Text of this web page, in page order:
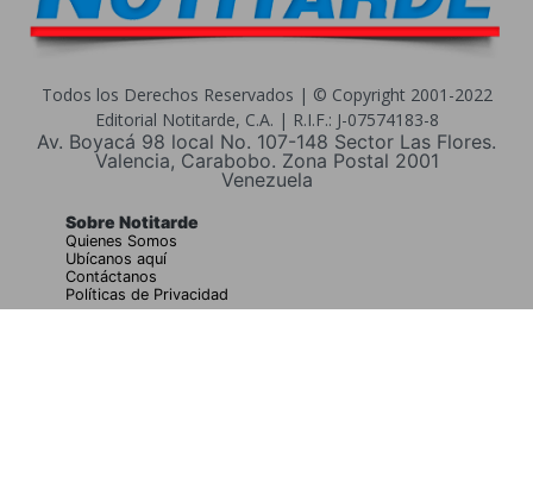
Todos los Derechos Reservados | © Copyright 2001-2022
Editorial Notitarde, C.A. | R.I.F.: J-07574183-8
Av. Boyacá 98 local No. 107-148 Sector Las Flores.
Valencia, Carabobo. Zona Postal 2001
Venezuela
Sobre Notitarde
Quienes Somos
Ubícanos aquí
Contáctanos
Políticas de Privacidad